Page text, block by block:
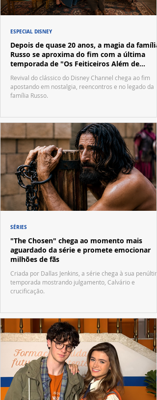
Depois de quase 20 anos, a magia da família
Russo se aproxima do fim com a última
temporada de "Os Feiticeiros Além de
Waverly Place"
Revival do clássico do Disney Channel chega ao fim
apostando em nostalgia, reencontros e no legado da
família Russo.
ESPECIAL DISNEY
"The Chosen" chega ao momento mais
aguardado da série e promete emocionar
milhões de fãs
Criada por Dallas Jenkins, a série chega à sua
temporada mostrando julgamento, Calvário e
crucificação.
SÉRIES